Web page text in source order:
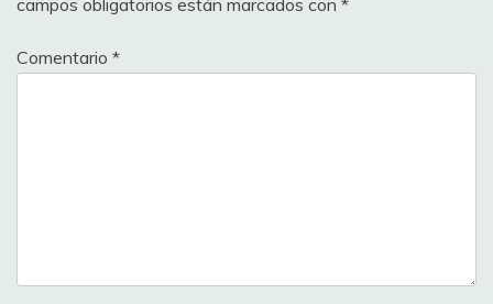
Comentario *